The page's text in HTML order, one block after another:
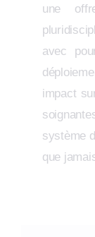
une
avec
impact
système
que